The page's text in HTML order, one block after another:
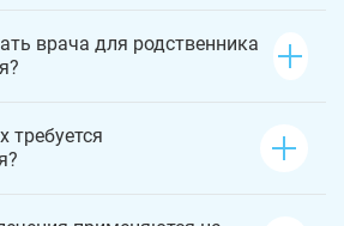
врача для родственника
требуется